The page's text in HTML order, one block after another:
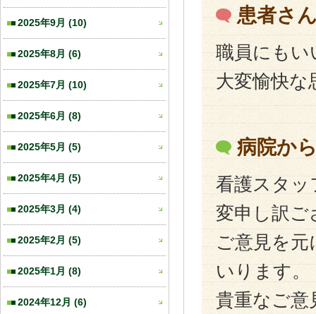
患者さ
職員にもい
大変愉快な
病院か
看護スタッ
変申し訳ご
ご意見を
いります。
貴重なご意
2025年9月 (10)
2025年8月 (6)
2025年7月 (10)
2025年6月 (8)
2025年5月 (5)
2025年4月 (5)
2025年3月 (4)
2025年2月 (5)
2025年1月 (8)
2024年12月 (6)